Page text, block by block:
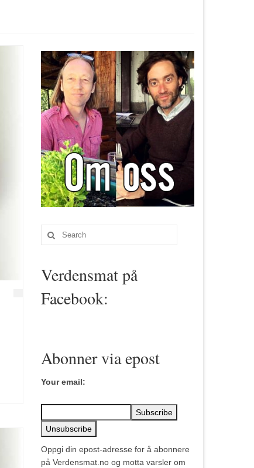
Search
for:
Verdensmat på
Facebook:
Abonner via epost
Your email:
Oppgi din epost-adresse for å abonnere
på Verdensmat.no og motta varsler om